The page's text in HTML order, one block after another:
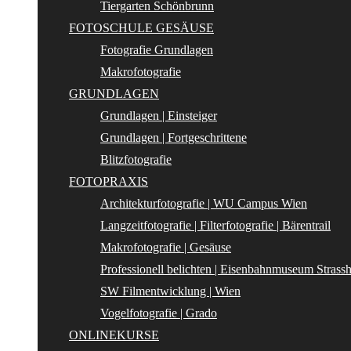
Tiergarten Schönbrunn
FOTOSCHULE GESÄUSE
Fotografie Grundlagen
Makrofotografie
GRUNDLAGEN
Grundlagen | Einsteiger
Grundlagen | Fortgeschrittene
Blitzfotografie
FOTOPRAXIS
Architekturfotografie | WU Campus Wien
Langzeitfotografie | Filterfotografie | Bärentrail
Makrofotografie | Gesäuse
Professionell belichten | Eisenbahnmuseum
SW Filmentwicklung | Wien
Vogelfotografie | Grado
ONLINEKURSE